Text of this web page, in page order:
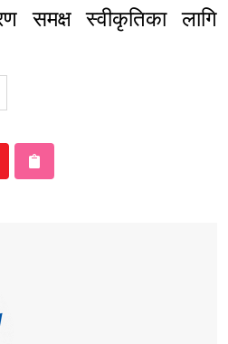
समक्ष स्वीकृतिका लागि